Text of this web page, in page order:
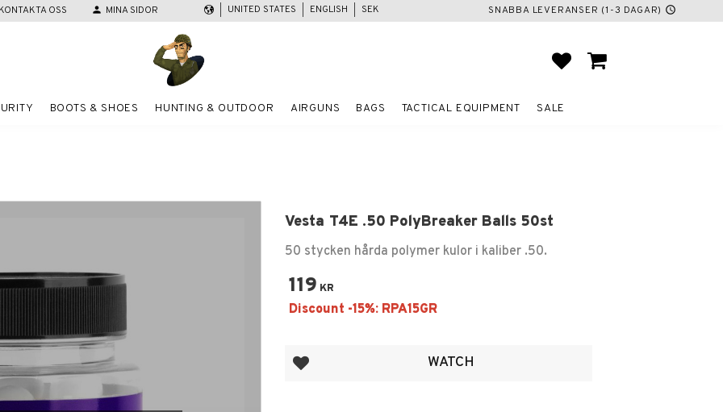
OSS person MINA SIDOR SNABBA LEVERANSER (1-3 DAGAR) schedule
UNITED STATES ENGLISH SEK
FAVORITES
BASKET
BOOTS & SHOES HUNTING & OUTDOOR AIRGUNS BAGS TACTICAL EQUIPMENT SALE
Vesta T4E .50 PolyBreaker Balls 50st
50 stycken hårda polymer kulor i kaliber .50.
119 KR
Add to favorites WATCH